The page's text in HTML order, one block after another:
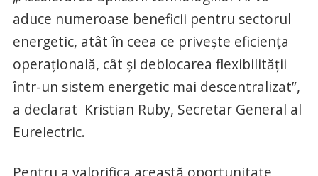
aduce numeroase beneficii pentru sectorul
energetic, atât în ceea ce privește eficiența
operațională, cât și deblocarea flexibilității
într-un sistem energetic mai descentralizat”,
a declarat Kristian Ruby, Secretar General al
Eurelectric.
Pentru a valorifica această oportunitate,